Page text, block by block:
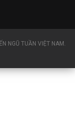
NGŨ TUẦN VIỆT NAM.